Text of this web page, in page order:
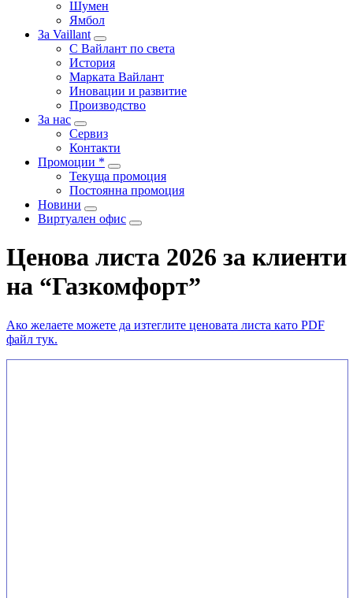
Шумен
Ямбол
За Vaillant
С Вайлант по света
История
Марката Вайлант
Иновации и развитие
Производство
За нас
Сервиз
Контакти
Промоции *
Текуща промоция
Постоянна промоция
Новини
Виртуален офис
Ценова листа 2026 за клиенти
на “Газкомфорт”
Ако желаете можете да изтеглите ценовата листа като PDF
файл тук.